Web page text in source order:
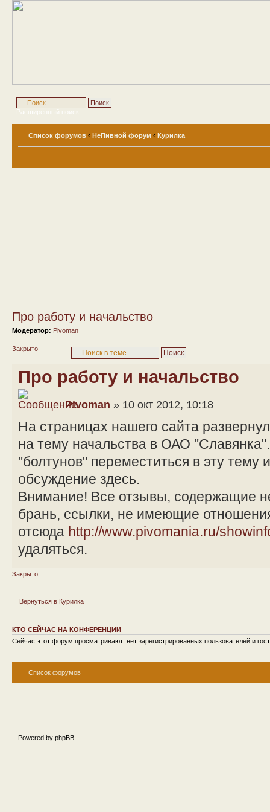
Расширенный поиск
Список форумов ‹ НеПивной форум ‹ Курилка
Про работу и начальство
Модератор: Pivoman
Закрыто
Про работу и начальство
Pivoman » 10 окт 2012, 10:18
На страницах нашего сайта
на тему начальства в ОАО
"болтунов" переместиться в эту тему
обсуждение здесь.
Внимание! Все отзывы, содержащие
брань, ссылки, не имеющие
отсюда http://www.pivomania.ru/
удаляться.
Закрыто
Вернуться в Курилка
КТО СЕЙЧАС НА КОНФЕРЕНЦИИ
Сейчас этот форум просматривают: нет зарегистрированных пользователей и
Список форумов
Powered by phpBB